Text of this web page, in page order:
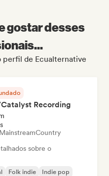
gostar desses
perfil de Ecualternative
Recording
Country
sobre o
Folk indie Indie pop